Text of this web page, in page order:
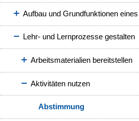
Aufbau und Grundfunktionen
Lehr- und Lernprozesse gestalten
Arbeitsmaterialien bereitstellen
Aktivitäten nutzen
Abstimmung